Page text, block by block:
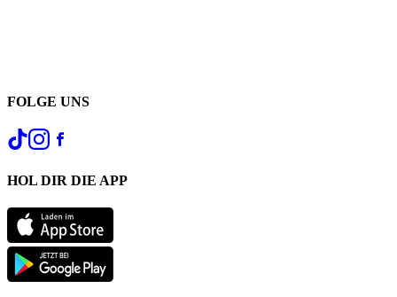
FOLGE UNS
HOL DIR DIE APP